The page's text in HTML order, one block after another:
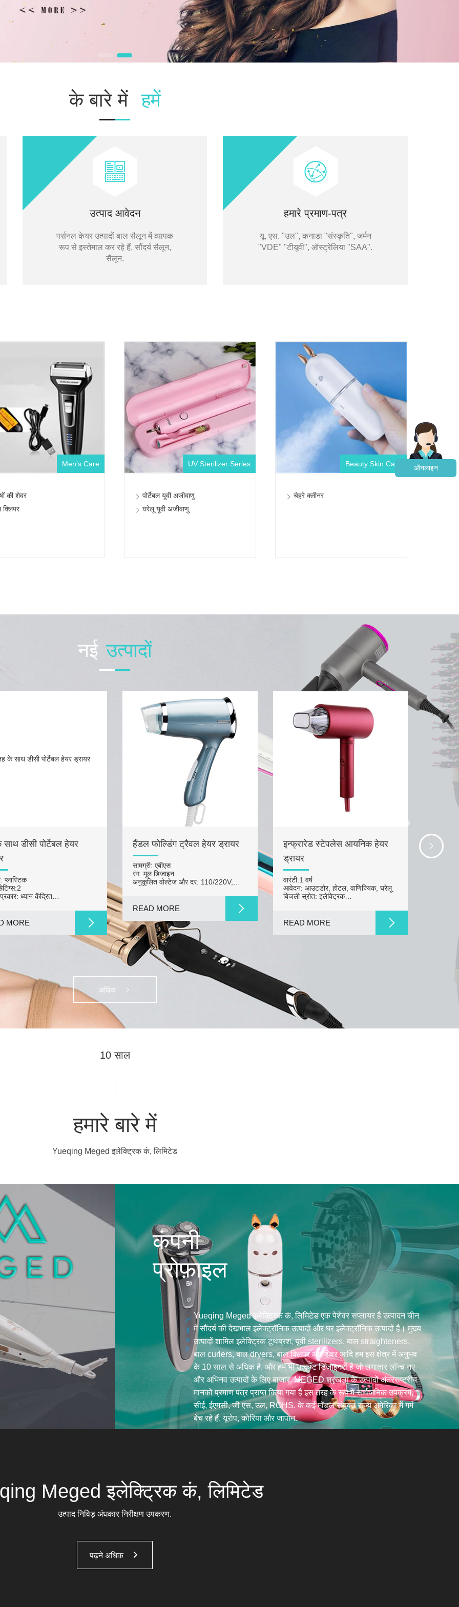
के बारे में हमें
उत्पाद आवेदन
पर्सनल केयर उत्पादों बाल सैलून में व्यापक
रूप से इस्तेमाल कर रहे हैं, सौंदर्य सैलून,
सैलून.
हमारे प्रमाण-पत्र
यू. एस. "उल", कनाडा "संस्कृति", जर्मन
"VDE" "टीयूवी", ऑस्ट्रेलिया "SAA".
Men's Care
की शेवर
क्लिपर
UV Sterilizer Series
पोर्टेबल यूवी अजीवाणु
घरेलू यूवी अजीवाणु
Beauty Skin Care
चेहरे क्लीनर
नई उत्पादों
डीसी पोर्टेबल हेयर
प्लास्टिक
ध्यान केंद्रित
MORE
हैंडल फोल्डिंग ट्रैवल हेयर ड्रायर
सामग्री: एबीएस
रंग: मूल डिजाइन
अनुकूलित वोल्टेज और दर: 110/220V,
मोटर: 800-1200W मोटर प्रकार: डीसी
मोटर
READ MORE
इन्फ्रारेड स्टेपलेस आयनिक हेयर
ड्रायर
वारंटी:1 वर्ष
आवेदन: आउटडोर, होटल, वाणिज्यिक, घरेलू
बिजली स्रोत: इलेक्ट्रिक
READ MORE
फैशन
अधिक
10 साल
हमारे बारे में
Yueqing Meged इलेक्ट्रिक कं, लिमिटेड
कंपनी
प्रोफ़ाइल
Yueqing Meged इलेक्ट्रिक कं, लिमिटेड एक पेशेवर सप्लायर है उत्पादन चीन
में सौंदर्य की देखभाल इलेक्ट्रॉनिक उत्पादों और घर इलेक्ट्रॉनिक उत्पादों है। मुख्य
उत्पादों शामिल इलेक्ट्रिक टूथब्रश, यूवी sterilizers, बाल straighteners,
बाल curlers, बाल dryers, बाल क्लिपर और शेवर आदि हम इस क्षेत्र में अनुभव
के 10 साल से अधिक है. और हम भी उत्कृष्ट डिजाइनरों है जो लगातार लॉन्च नए
और अभिनव उत्पादों के लिए बाजार. MEGED श्रृंखला के उत्पादों अंतरराष्ट्रीय
मानकों प्रमाण पत्र प्राप्त किया गया है इस तरह के रूप में सार्वजनिक उपक्रम,
सीई, ईएमसी, जी एस, उल, ROHS. के कई मॉडल संयुक्त राज्य अमेरिका में गर्म
बेच रहे हैं, यूरोप, कोरिया और जापान.
Meged इलेक्ट्रिक कं, लिमिटेड
उत्पाद निविड़ अंधकार निरीक्षण उपकरण.
पढ़ने अधिक
ऑनलाइन